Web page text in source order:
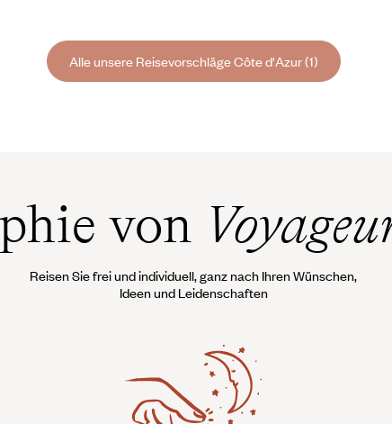
Alle unsere Reisevorschläge Côte d'Azur (1)
von
Reisen Sie frei und individuell, ganz nach Ihren Wünschen,
Ideen und Leidenschaften